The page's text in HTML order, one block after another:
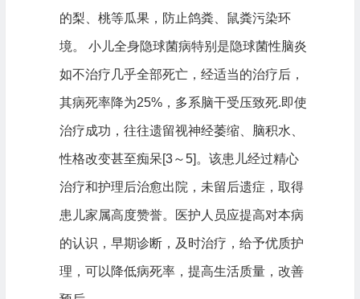
的梨、桃等瓜果，防止鸽粪、鼠粪污染环
境。 小儿全身隐球菌病特别是隐球菌性脑炎
如不治疗几乎全部死亡，经适当的治疗后，
其病死率降为25%，多系脑干受压致死.即使
治疗成功，往往遗留视神经萎缩、脑积水、
性格改变甚至痴呆[3～5]。该患儿经过精心
治疗和护理后治愈出院，未留后遗症，取得
患儿家属高度赞誉。医护人员应提高对本病
的认识，早期诊断，及时治疗，给予优质护
理，可以降低病死率，提高生活质量，改善